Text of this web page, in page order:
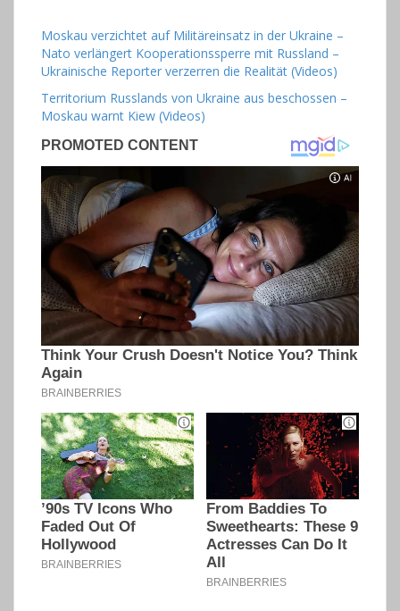
Moskau verzichtet auf Militäreinsatz in der Ukraine –
Nato verlängert Kooperationssperre mit Russland –
Ukrainische Reporter verzerren die Realität (Videos)
Territorium Russlands von Ukraine aus beschossen –
Moskau warnt Kiew (Videos)